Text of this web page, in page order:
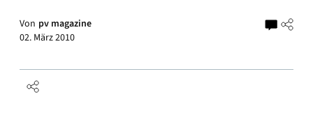
Von pv magazine
02. März 2010